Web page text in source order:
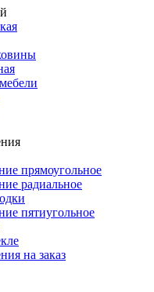
прямоугольное
радиальное
пятиугольное
на заказ